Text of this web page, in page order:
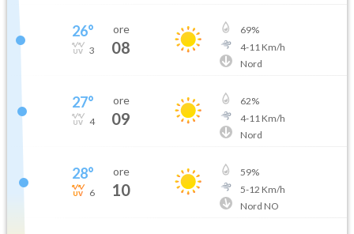
26°
3
ore
08
69%
4-11 Km/h
Nord
27°
4
ore
09
62%
4-11 Km/h
Nord
28°
6
ore
10
59%
5-12 Km/h
Nord NO